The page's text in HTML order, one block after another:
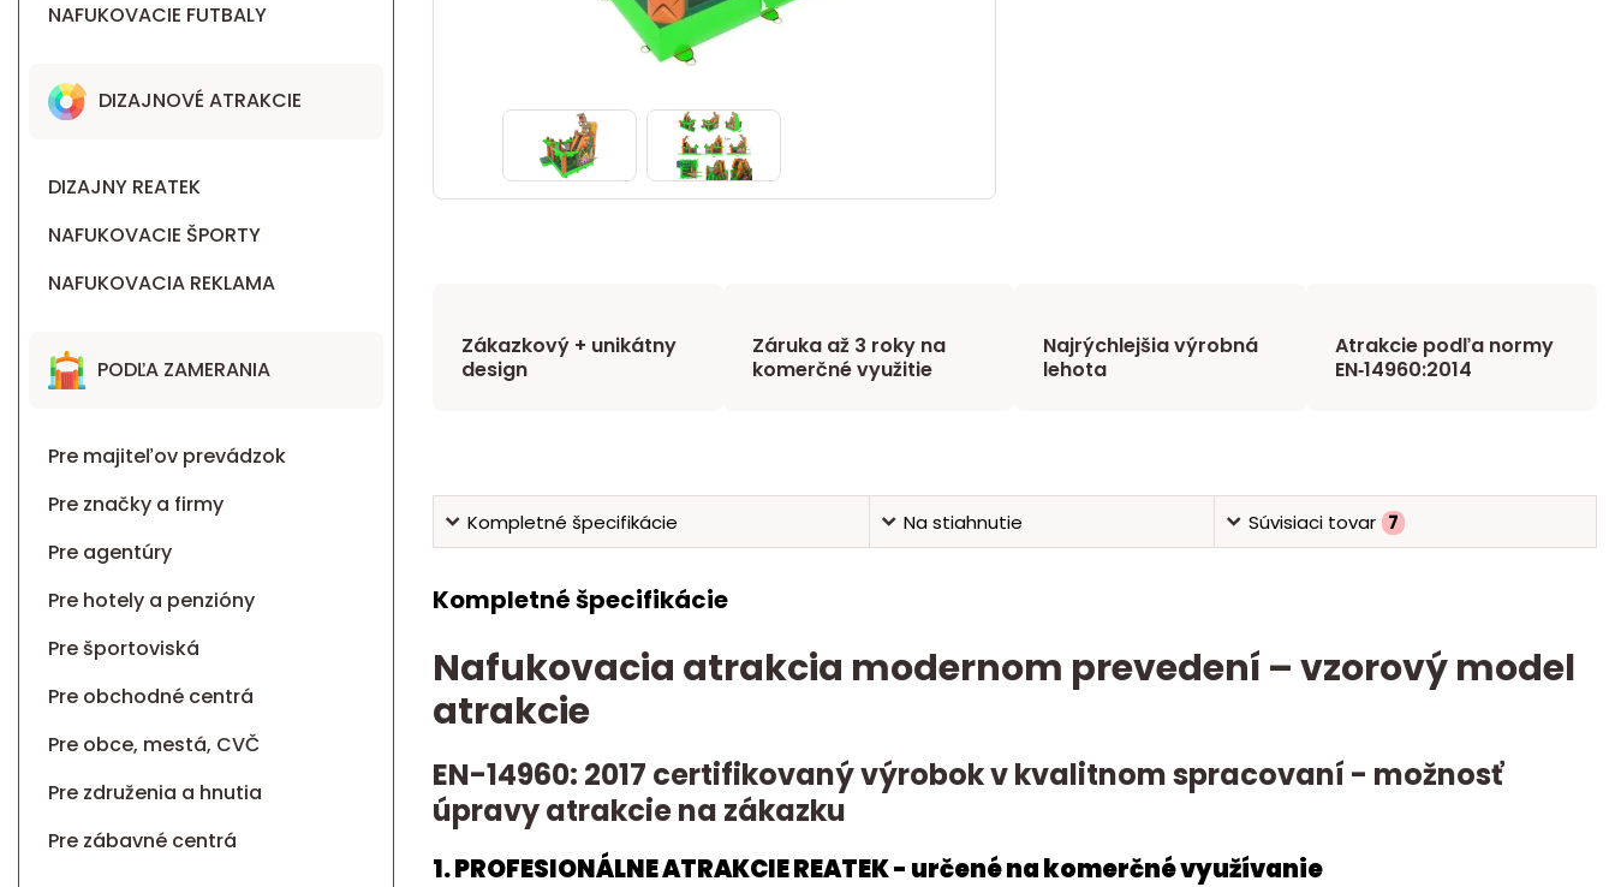
NAFUKOVACIE FUTBALY
DIZAJNOVÉ ATRAKCIE
DIZAJNY REATEK
NAFUKOVACIE ŠPORTY
NAFUKOVACIA REKLAMA
PODĽA ZAMERANIA
Pre majiteľov prevádzok
Pre značky a firmy
Pre agentúry
Pre hotely a penzióny
Pre športoviská
Pre obchodné centrá
Pre obce, mestá, CVČ
Pre združenia a hnutia
Pre zábavné centrá
Zákazkový + unikátny
design
Záruka až 3 roky na
komerčné využitie
Najrýchlejšia výrobná
lehota
Atrakcie podľa normy
EN‑14960:2014
Kompletné špecifikácie Na stiahnutie Súvisiaci tovar 7
Kompletné špecifikácie
Nafukovacia atrakcia modernom prevedení – vzorový model
atrakcie
EN-14960: 2017 certifikovaný výrobok v kvalitnom spracovaní - možnosť
úpravy atrakcie na zákazku
1. PROFESIONÁLNE ATRAKCIE REATEK - určené na komerčné využívanie